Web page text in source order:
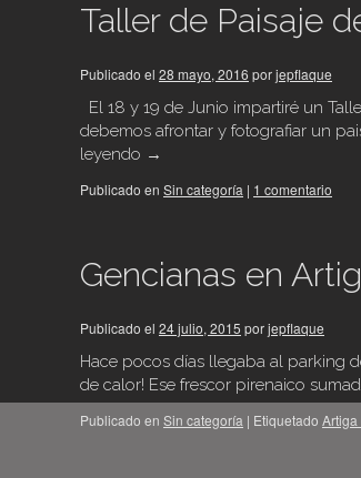
Taller de Paisaje
Publicado el 28 mayo, 2016 porjepflaque
El 18 y 19 de Junio impartiré un
debemos afrontar y fotografiar un
leyendo →
Publicado en Sin categoría | 1 comentario
Gencianas en
Publicado el 24 julio, 2015 porjepflaque
Hace pocos días llegaba al parking
de calor! Ese frescor pirenaico
Publicado en Sin categoría | Etiquetado Artiga